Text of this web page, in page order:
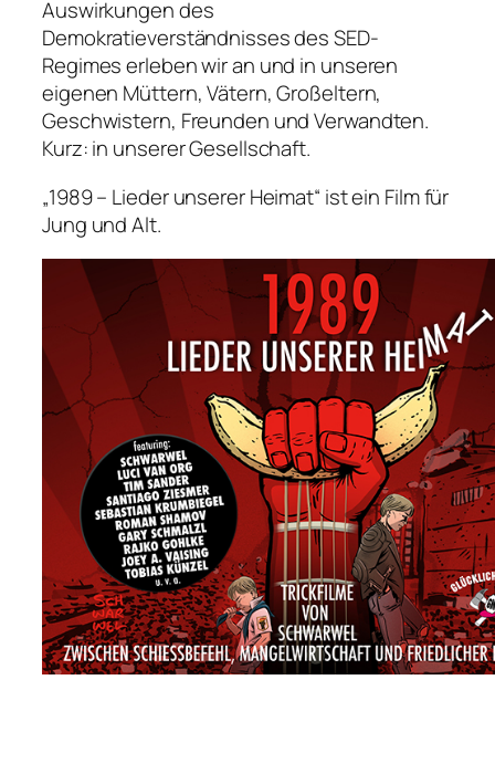
Auswirkungen des
Demokratieverständnisses des SED-
Regimes erleben wir an und in unseren
eigenen Müttern, Vätern, Großeltern,
Geschwistern, Freunden und Verwandten.
Kurz: in unserer Gesellschaft.
„1989 – Lieder unserer Heimat“ ist ein Film für
Jung und Alt.